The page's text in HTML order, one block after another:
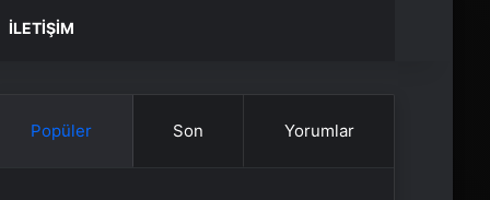
İLETIŞIM
Popüler Son Yorumlar